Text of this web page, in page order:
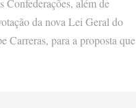
além de
da nova Lei Geral do
Carreras, para a proposta que